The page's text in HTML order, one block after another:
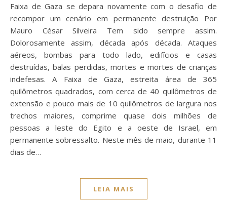
Faixa de Gaza se depara novamente com o desafio de
recompor um cenário em permanente destruição Por
Mauro César Silveira Tem sido sempre assim.
Dolorosamente assim, década após década. Ataques
aéreos, bombas para todo lado, edifícios e casas
destruídas, balas perdidas, mortes e mortes de crianças
indefesas. A Faixa de Gaza, estreita área de 365
quilômetros quadrados, com cerca de 40 quilômetros de
extensão e pouco mais de 10 quilômetros de largura nos
trechos maiores, comprime quase dois milhões de
pessoas a leste do Egito e a oeste de Israel, em
permanente sobressalto. Neste mês de maio, durante 11
dias de…
LEIA MAIS